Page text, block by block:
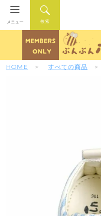
検索
メニュー
HOME すべての商品